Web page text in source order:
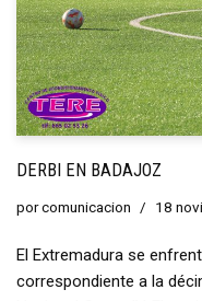
DERBI EN BADAJOZ
porcomunicacion 18
El Extremadura se
correspondiente a la